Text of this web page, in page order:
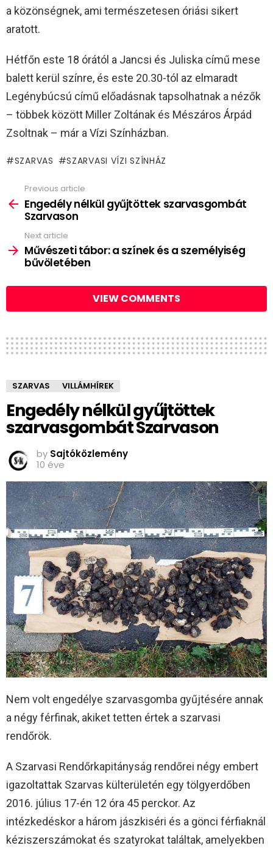
a közönségnek, ami természetesen óriási sikert
aratott.
Hétfőn este 18 órától a Jancsi és Juliska című mese
balett kerül színre, és este 20.30-tól az elmaradt
Legénybúcsú című előadásnak tapsolhatnak a nézők
– többek között Miller Zoltának és Mészáros Árpád
Zsoltnak – már a Vízi Színházban.
SZARVAS SZARVASI VÍZI SZÍNHÁZ
more
Previous article
Engedély nélkül gyűjtöttek szarvasgombát
Szarvason
Next article
Művészeti tábor: a színek és a személyiség
bűvöletében
VIEW COMMENTS
SZARVAS VILLÁMHÍREK
Engedély nélkül gyűjtöttek
szarvasgombát Szarvason
by Sajtóközlemény
10 éve
Nem volt engedélye szarvasgomba gyűjtésére annak
a négy férfinak, akiket tetten értek a szarvasi
rendőrök.
A Szarvasi Rendőrkapitányság rendőrei négy embert
igazoltattak Szarvas külterületén egy tölgyerdőben
2016. július 17-én 12 óra 45 perckor. Az
intézkedéskor a három jászkiséri és a gönci férfiaknál
kéziszerszámokat és szatyrokat találtak, amelyekben